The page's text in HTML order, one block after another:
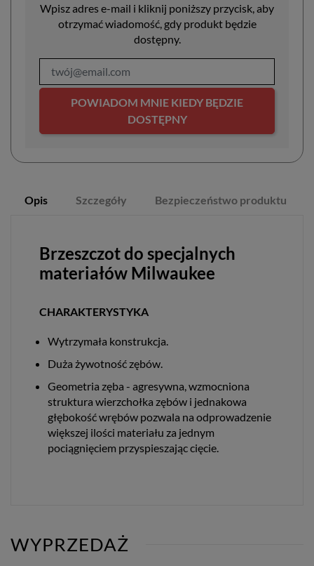
Wpisz adres e-mail i kliknij poniższy przycisk, aby
otrzymać wiadomość, gdy produkt będzie
dostępny.
POWIADOM MNIE KIEDY BĘDZIE
DOSTĘPNY
Opis Szczegóły Bezpieczeństwo produktu
Brzeszczot do specjalnych
materiałów Milwaukee
CHARAKTERYSTYKA
Wytrzymała konstrukcja.
Duża żywotność zębów.
Geometria zęba - agresywna, wzmocniona
struktura wierzchołka zębów i jednakowa
głębokość wrębów pozwala na odprowadzenie
większej ilości materiału za jednym
pociągnięciem przyspieszając cięcie.
WYPRZEDAŻ